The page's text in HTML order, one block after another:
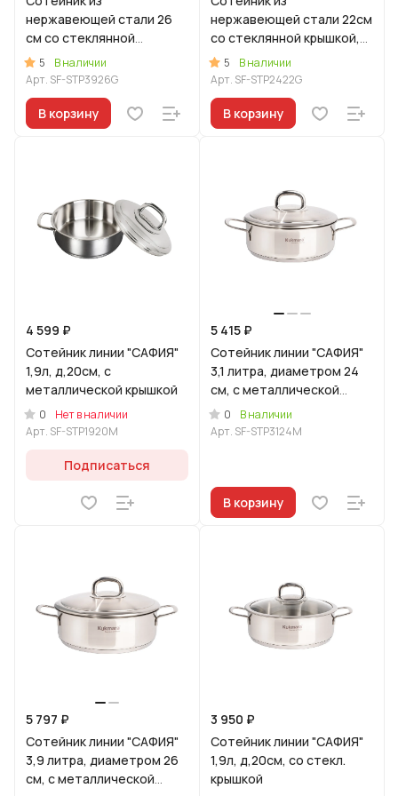
нержавеющей стали 26
см со стеклянной
крышкой, линия "Сафия"
5
В наличии
Арт. SF-STP3926G
В корзину
нержавеющей стали 22см
со стеклянной крышкой,
линия "Сафия"
5
В наличии
Арт. SF-STP2422G
В корзину
4 599 ₽
Сотейник линии "САФИЯ"
1,9л, д,20см, с
металлической крышкой
0
Нет в наличии
Арт. SF-STP1920M
Подписаться
5 415 ₽
Сотейник линии "САФИЯ"
3,1 литра, диаметром 24
см, с металлической
крышкой
0
В наличии
Арт. SF-STP3124M
В корзину
5 797 ₽
Сотейник линии "САФИЯ"
3,9 литра, диаметром 26
см, с металлической
3 950 ₽
Сотейник линии "САФИЯ"
1,9л, д,20см, со стекл.
крышкой